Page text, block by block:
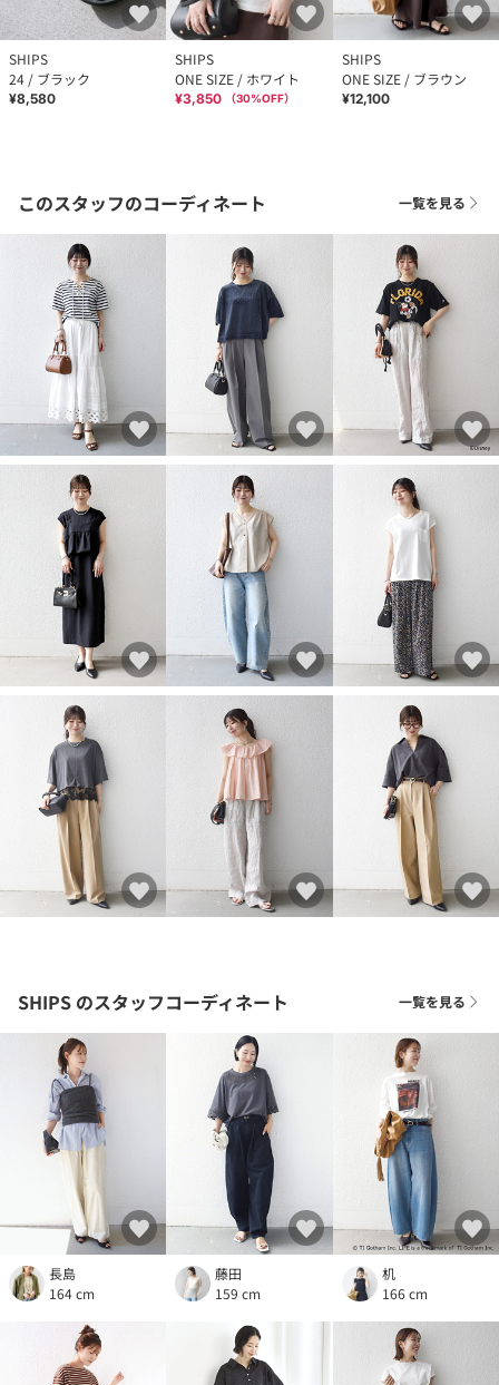
SHIPS
24 / ブラック
¥8,580
SHIPS
ONE SIZE / ホワイト
¥3,850 （30%OFF）
SHIPS
ONE SIZE / ブラウン
¥12,100
このスタッフのコーディネート 一覧を見る
SHIPS のスタッフコーディネート 一覧を見る
長島
164 cm
藤田
159 cm
机
166 cm